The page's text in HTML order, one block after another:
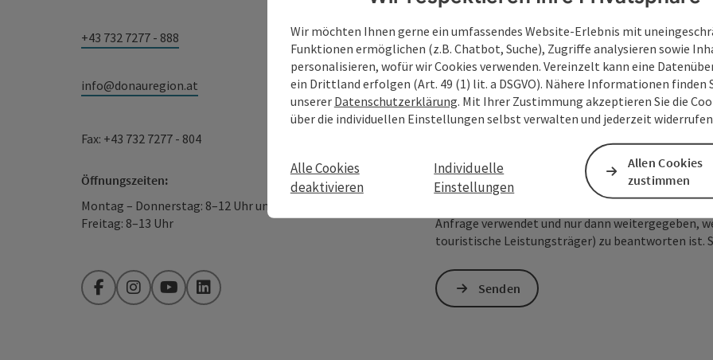
+43 732 7277 - 888
info@donauregion.at
Fax: +43 732 7277 - 804
Öffnungszeiten:
Montag – Donnerstag: 8–12 Uhr und 13–16 Uhr
Freitag: 8–13 Uhr
FacebookInstagramYouTubeLinkedIn
Unverbindliche Anfrage*
Zum Schutz vor Spam wird Google
personenbezogene Daten (z. B. die IP-
Absenden des Formulars werden die dafür
ist eine Kontaktaufnahme jederzeit per E-
Deine bekannt gegebenen Daten (E-Mail-
WGD Donau Oberösterreich Tourismus GmbH
Anfrage verwendet und nur dann weitergegeben,
touristische Leistungsträger) zu beantworten ist.
Senden
Wir möchten Ihnen gerne ein umfassendes Website-Erlebnis mit
Funktionen ermöglichen (z.B. Chatbot, Suche), Zugriffe analysieren sowie
personalisieren, wofür wir Cookies verwenden. Vereinzelt kann eine
ein Drittland erfolgen (Art. 49 (1) lit. a DSGVO). Nähere Informationen finden
unserer Datenschutzerklärung. Mit Ihrer Zustimmung akzeptieren Sie die
über die individuellen Einstellungen selbst verwalten und jederzeit
Alle Cookies
deaktivieren
Individuelle
Einstellungen
Allen Cookies
zustimmen